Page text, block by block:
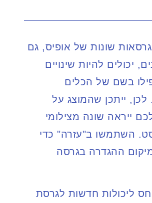
שונות של אופיס, גם
יכולים להיות שינויים
בשם של הכלים
ייתכן שהמוצג על
ייראה שונה מצילומי
השתמשו ב"עזרה" כדי
ההגדרה בגרסה
ליכולות חדשות לגרסת